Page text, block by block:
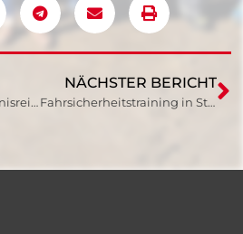
Rückblick auf ein ereignisreiches Jahr
NÄCHSTER BERICHT
Fahrsicherheitstraining in St. Veit